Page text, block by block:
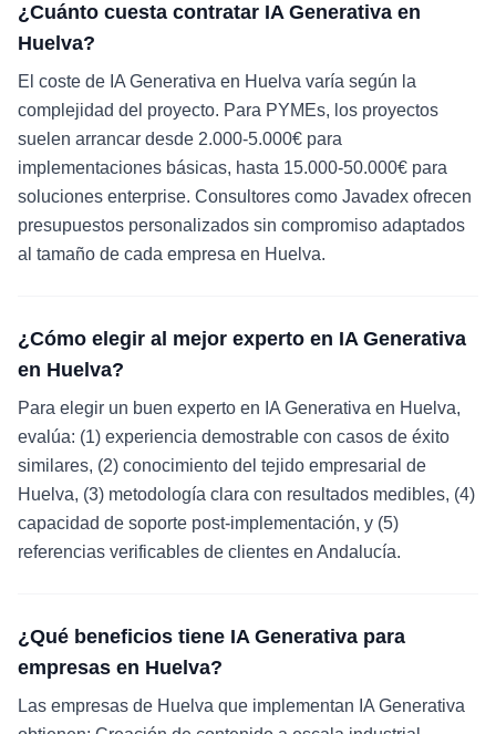
¿Cuánto cuesta contratar IA Generativa en
Huelva?
El coste de IA Generativa en Huelva varía según la
complejidad del proyecto. Para PYMEs, los proyectos
suelen arrancar desde 2.000-5.000€ para
implementaciones básicas, hasta 15.000-50.000€ para
soluciones enterprise. Consultores como Javadex ofrecen
presupuestos personalizados sin compromiso adaptados
al tamaño de cada empresa en Huelva.
¿Cómo elegir al mejor experto en IA Generativa
en Huelva?
Para elegir un buen experto en IA Generativa en Huelva,
evalúa: (1) experiencia demostrable con casos de éxito
similares, (2) conocimiento del tejido empresarial de
Huelva, (3) metodología clara con resultados medibles, (4)
capacidad de soporte post-implementación, y (5)
referencias verificables de clientes en Andalucía.
¿Qué beneficios tiene IA Generativa para
empresas en Huelva?
Las empresas de Huelva que implementan IA Generativa